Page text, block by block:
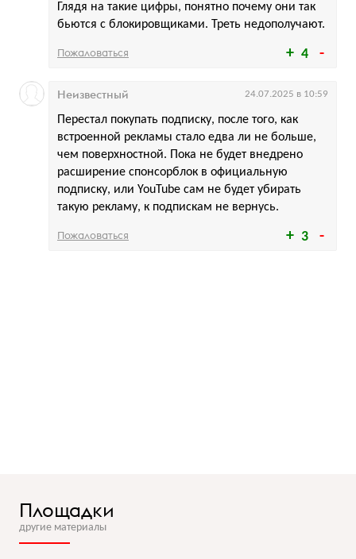
4
Глядя на такие цифры, понятно почему они так
бьются с блокировщиками. Треть недополучают.
Пожаловаться
3
Перестал покупать подписку, после того, как
встроенной рекламы стало едва ли не больше,
чем поверхностной. Пока не будет внедрено
расширение спонсорблок в официальную
подписку, или YouTube сам не будет убирать
такую рекламу, к подпискам не вернусь.
Неизвестный 24.07.2025 в 10:59
Пожаловаться
Площадки
другие материалы